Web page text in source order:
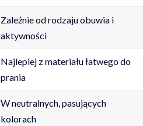
Zależnie od rodzaju obuwia i
aktywności
Najlepiej z materiału łatwego do
prania
W neutralnych, pasujących
kolorach